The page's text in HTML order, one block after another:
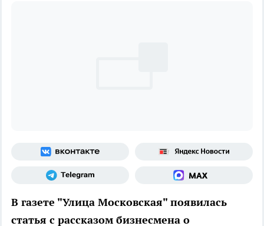
В газете "Улица Московская" появилась
статья с рассказом бизнесмена о